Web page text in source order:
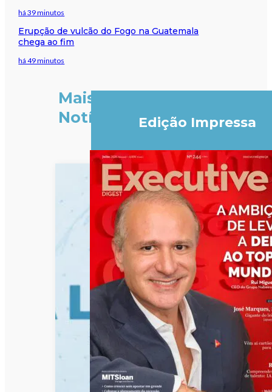
há 39 minutos
Erupção de vulcão do Fogo na Guatemala
chega ao fim
há 49 minutos
Mais
Notícias
Edição Impressa